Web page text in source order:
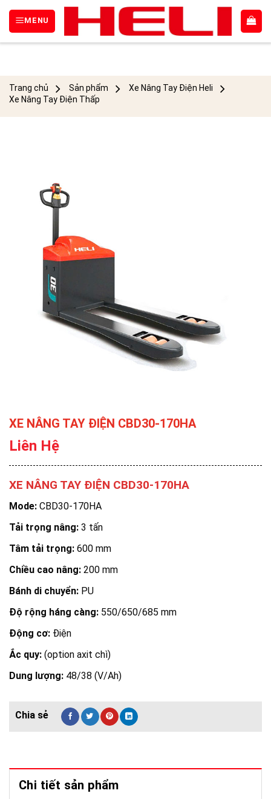
Skip
MENU
Tìm
kiếm:
Trang chủ Sản phẩm
Xe Nâng Tay Điện Heli
Xe Nâng Tay Điện Thấp
XE NÂNG TAY ĐIỆN CBD30-170HA
Liên Hệ
XE NÂNG TAY ĐIỆN CBD30-170HA
Mode: CBD30-170HA
Tải trọng nâng: 3 tấn
Tâm tải trọng: 600 mm
Chiều cao nâng: 200 mm
Bánh di chuyển: PU
Độ rộng háng càng: 550/650/685 mm
Động cơ: Điện
Ắc quy: (option axit chì)
Dung lượng: 48/38 (V/Ah)
Chi tiết sản phẩm